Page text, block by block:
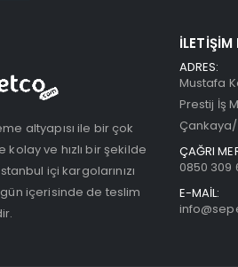
altyapısı ile bir çok
kolay ve hızlı bir şekilde
içi kargolarınızı
içerisinde de teslim
İLETIŞIM
ADRES:
Mustafa
Prestij İş
ÇAĞRI
0850 309
E-MAİL: